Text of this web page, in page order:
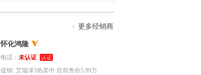
更多经销商
怀化鸿隆
电话： 未认证 认证
促销: 艾瑞泽5热卖中 目前售价5.99万